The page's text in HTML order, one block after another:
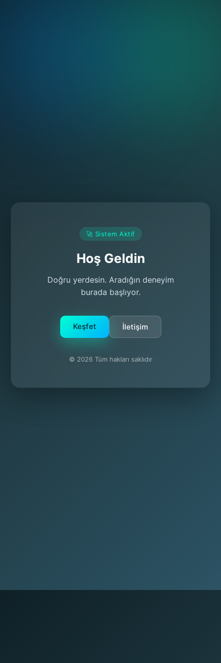
🚀 Sistem Aktif
Hoş Geldin
Doğru yerdesin. Aradığın deneyim
burada başlıyor.
Keşfet İletişim
© 2026 Tüm hakları saklıdır